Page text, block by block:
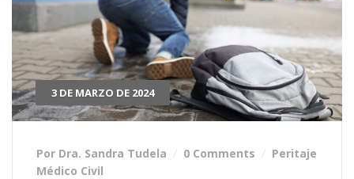
3 DE MARZO DE 2024
Por Dra. Sandra Tudela 0 Comments
Peritaje
Médico Civil